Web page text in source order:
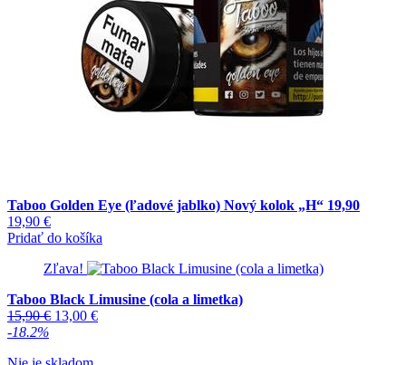
Taboo Golden Eye (ľadové jablko) Nový kolok „H“ 19,90
19,90 €
Pridať do košíka
Zľava!
Taboo Black Limusine (cola a limetka)
15,90€ Pôvodná
13,00 €Aktuálna
-18.2%